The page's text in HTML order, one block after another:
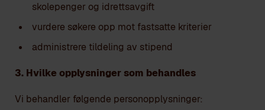
skolepenger og idrettsavgift
vurdere søkere opp mot fastsatte kriterier
administrere tildeling av stipend
3. Hvilke opplysninger som behandles
Vi behandler følgende personopplysninger: